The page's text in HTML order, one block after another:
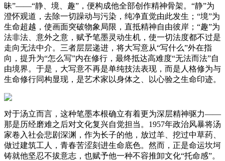
昧”——“静、境、趣”，便构成他全部创作精神骨架。“静”为
澄怀观道，去除一切躁动与污染，纯净直觉由此发生；“境”为
生命超越，使画面突破物象局限，直抵精神自由彼岸；“趣”为
法非法、意外之意，赋予笔墨灵动生机，使一切法度都不过是
走向无法中介。三者层层递进，将大写意从“写什么”外在指
向，提升为“怎么写”内在修行，最终抵达高难度“无法而法”自
由境界。于是，大写意不再是单纯技法表现，而是人格修为与
生命修行同构显现，是艺术家以身体之、以心验之生命印迹。
对于汤立而言，这种笔墨本根确立有着更为深层精神驱力——
那是历经磨难之后对文化复兴自觉担当。1957年政治风暴将汤
家卷入社会悲剧深渊，作为长子的他，放过羊、挖过中草药、
做过建筑工人，青春苦涩刻进生命底色。然而，正是命运坎坷
铸就他坚忍不拔意志，也赋予他一种不容推卸文化“托命感”。